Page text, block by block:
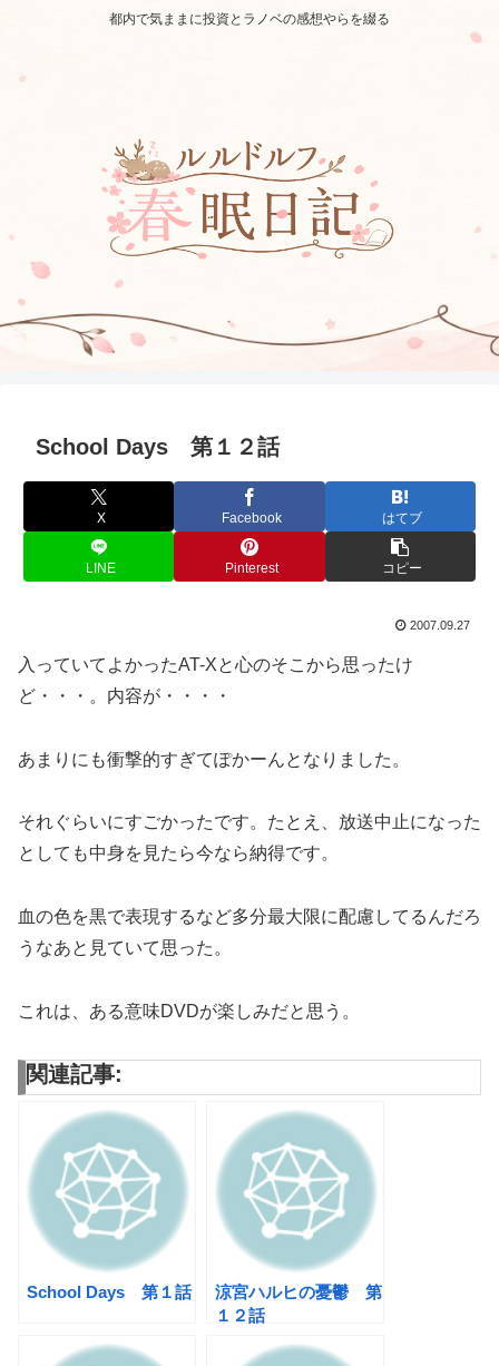
都内で気ままに投資とラノベの感想やらを綴る
School Days 第１２話
X Facebook はてブ
LINE Pinterest コピー
2007.09.27
入っていてよかったAT-Xと心のそこから思ったけ
ど・・・。内容が・・・・
あまりにも衝撃的すぎてぽかーんとなりました。
それぐらいにすごかったです。たとえ、放送中止になった
としても中身を見たら今なら納得です。
血の色を黒で表現するなど多分最大限に配慮してるんだろ
うなあと見ていて思った。
これは、ある意味DVDが楽しみだと思う。
関連記事:
School Days 第１話
涼宮ハルヒの憂鬱 第
１２話